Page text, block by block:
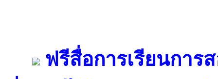
ฟรีสื่อการเรียนการ